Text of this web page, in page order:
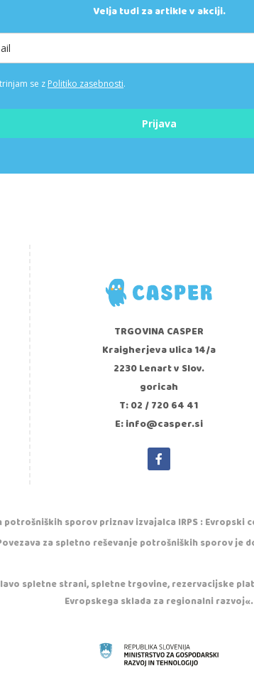
Velja tudi za artikle v akciji.
se z Politiko zasebnosti.
Prijava
TRGOVINA CASPER
Kraigherjeva ulica 14/a
2230 Lenart v Slov.
goricah
T: 02 / 720 64 41
E: info@casper.si
sporov priznav izvajalca IRPS : Evropski
za spletno reševanje potrošniških sporov je
spletne strani, spletne trgovine,
Evropskega sklada za regionalni razvoj«.